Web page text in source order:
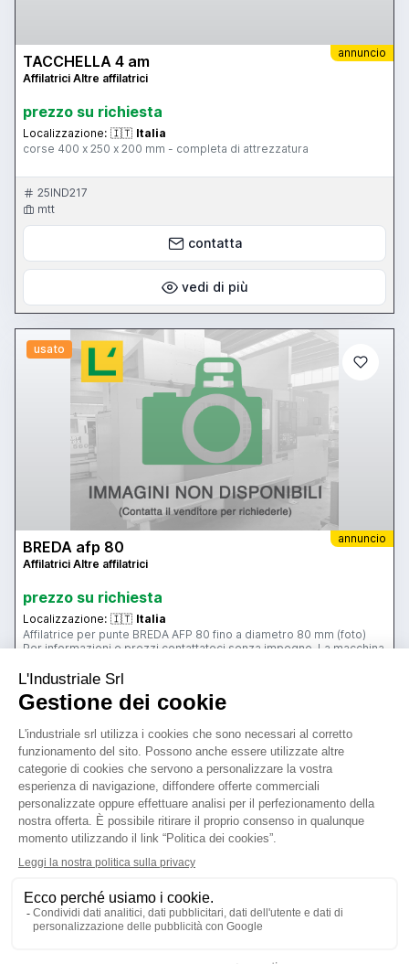
annuncio
TACCHELLA 4 am
Affilatrici Altre affilatrici
prezzo su richiesta
Localizzazione: 🇮🇹 Italia
corse 400 x 250 x 200 mm - completa di attrezzatura
25IND217
mtt
contatta
vedi di più
usato
annuncio
BREDA afp 80
Affilatrici Altre affilatrici
prezzo su richiesta
Localizzazione: 🇮🇹 Italia
Affilatrice per punte BREDA AFP 80 fino a diametro 80 mm (foto)
Per informazioni e prezzi contattateci senza impegno. La macchina
Macchine Utensili
25IND1133
🇮🇹 MI-MU snc
3
contatta
vedi di più
usato